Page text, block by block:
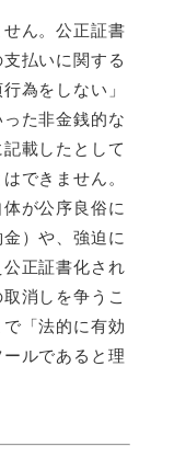
ん。公正証書
払いに関する
為をしない」
った非金銭的な
載したとして
できません。
が公序良俗に
）や、強迫に
正証書化され
消しを争うこ
「法的に有効
ルであると理